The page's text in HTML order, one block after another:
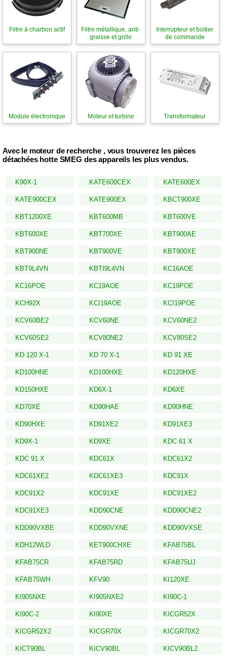
Filtre à charbon actif
Filtre métallique, anti-
graisse et grille
Interrupteur et boitier
de commande
Module électronique Moteur et turbine Transformateur
Avec le moteur de recherche , vous trouverez les pièces
détachées hotte SMEG des appareils les plus vendus.
K90X-1 KATE600CEX KATE600EX
KATE900CEX KATE900EX KBCT900XE
KBT1200XE KBT600MB KBT600VE
KBT600XE KBT700XE KBT900AE
KBT900NE KBT900VE KBT900XE
KBT9L4VN KBTI9L4VN KC16AOE
KC16POE KC19AOE KC19POE
KCH92X KCI19AOE KCI19POE
KCV60BE2 KCV60NE KCV60NE2
KCV60SE2 KCV80NE2 KCV80SE2
KD 120 X-1 KD 70 X-1 KD 91 XE
KD100HNE KD100HXE KD120HXE
KD150HXE KD6X-1 KD6XE
KD70XE KD90HAE KD90HNE
KD90HXE KD91XE2 KD91XE3
KD9X-1 KD9XE KDC 61 X
KDC 91 X KDC61X KDC61X2
KDC61XE2 KDC61XE3 KDC91X
KDC91X2 KDC91XE KDC91XE2
KDC91XE3 KDD90CNE KDD90CNE2
KDD90VXBE KDD90VXNE KDD90VXSE
KDH12WLD KET900CHXE KFAB75BL
KFAB75CR KFAB75RD KFAB75UJ
KFAB75WH KFV90 KI120XE
KI905NXE KI905NXE2 KI90C-1
KI90C-2 KI90XE KICGR52X
KICGR52X2 KICGR70X KICGR70X2
KICT90BL KICV90BL KICV90BL2